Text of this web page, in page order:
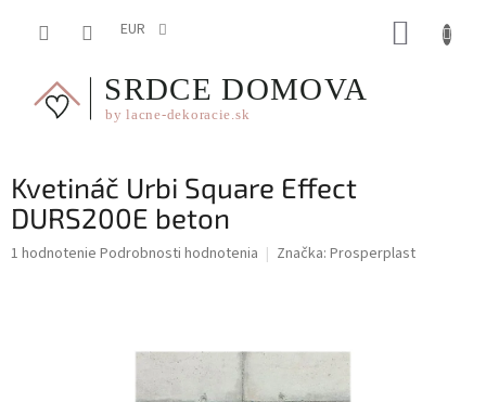
EUR
Kvetináč Urbi Square Effect
DURS200E beton
Priemerné
1 hodnotenie Podrobnosti hodnotenia Značka: Prosperplast